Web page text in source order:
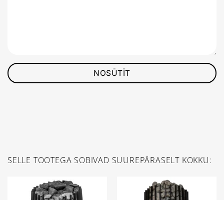
SELLE TOOTEGA SOBIVAD SUUREPÄRASELT KOKKU: